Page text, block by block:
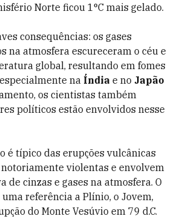
Norte ficou 1°C mais gelado.
consequências: os gases
na atmosfera escureceram o céu e
global, resultando em fomes
na Índia e no Japão
os cientistas também
políticos estão envolvidos nesse
é típico das erupções vulcânicas
violentas e envolvem
de cinzas e gases na atmosfera. O
referência a Plínio, o Jovem,
do Monte Vesúvio em 79 d.C.